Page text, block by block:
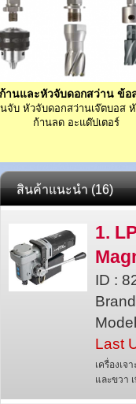
ก้านและหัวจับดอกสว่าน ข้อ
จับ หัวจับดอกสว่านเจ๊ตบอส
ก้านลด อะแด๊ปเตอร์
สินค้าแนะนำ (16)
1.
ID :
Last
เครื่องเ
และขวา